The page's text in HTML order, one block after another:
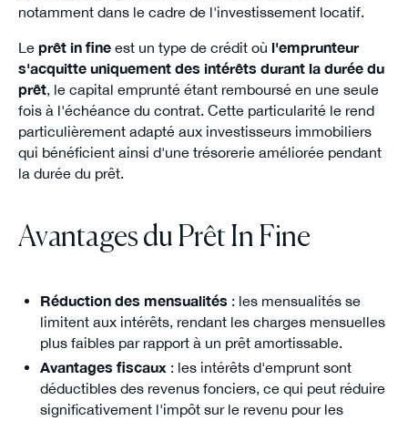
notamment dans le cadre de l'investissement locatif.
Le prêt in fineest un type de crédit où l'emprunteur
s'acquitte uniquement des intérêts durant la durée du
prêt, le capital emprunté étant remboursé en une seule
fois à l'échéance du contrat. Cette particularité le rend
particulièrement adapté aux investisseurs immobiliers
qui bénéficient ainsi d'une trésorerie améliorée pendant
la durée du prêt.
Avantages du Prêt In Fine
Réduction des mensualités : les mensualités se
limitent aux intérêts, rendant les charges mensuelles
plus faibles par rapport à un prêt amortissable.
Avantages fiscaux : les intérêts d'emprunt sont
déductibles des revenus fonciers, ce qui peut réduire
significativement l'impôt sur le revenu pour les